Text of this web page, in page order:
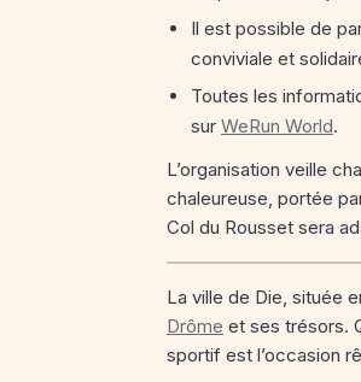
Il est possible de
conviviale et
Toutes les
sur WeRun World.
L’organisation veille
chaleureuse, portée
Col du Rousset sera
La ville de Die, située
Drôme et ses trésors.
sportif est l’occasion